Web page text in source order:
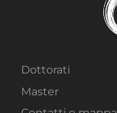
Dottorati
Master